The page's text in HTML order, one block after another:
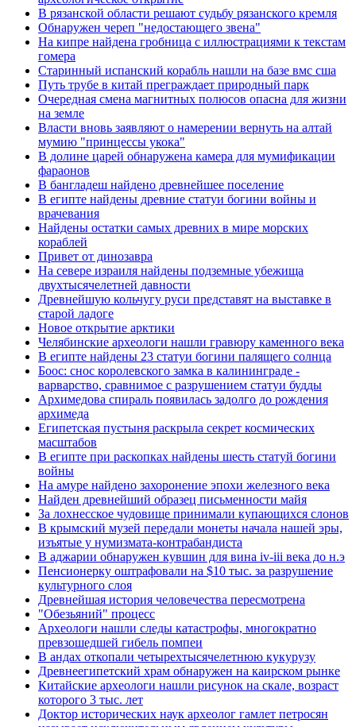
В рязанской области решают судьбу рязанского кремля
Обнаружен череп "недостающего звена"
На кипре найдена гробница с иллюстрациями к текстам
гомера
Старинный испанский корабль нашли на базе вмс сша
Путь трубе в китай преграждает природный парк
Очередная смена магнитных полюсов опасна для жизни
на земле
Власти вновь заявляют о намерении вернуть на алтай
мумию "принцессы укока"
В долине царей обнаружена камера для мумификации
фараонов
В бангладеш найдено древнейшее поселение
В египте найдены древние статуи богини войны и
врачевания
Найдены остатки самых древних в мире морских
кораблей
Привет от динозавра
На севере израиля найдены подземные убежища
двухтысячелетней давности
Древнейшую кольчугу руси представят на выставке в
старой ладоге
Новое открытие арктики
Челябинские археологи нашли гравюру каменного века
В египте найдены 23 статуи богини палящего солнца
Боос: снос королевского замка в калининграде -
варварство, сравнимое с разрушением статуи будды
Архимедова спираль появилась задолго до рождения
архимеда
Египетская пустыня раскрыла секрет космических
масштабов
В египте при раскопках найдены шесть статуй богини
войны
На амуре найдено захоронение эпохи железного века
Найден древнейший образец письменности майя
За лохнесское чудовище принимали купающихся слонов
В крымский музей передали монеты начала нашей эры,
изъятые у нумизмата-контрабандиста
В аджарии обнаружен кувшин для вина iv-iii века до н.э
Пенсионерку оштрафовали на $10 тыс. за разрушение
культурного слоя
Древнейшая история человечества пересмотрена
"Обезьяний" процесс
Археологи нашли следы катастрофы, многократно
превзошедшей гибель помпеи
В андах откопали четырехтысячелетнюю кукурузу
Древнеегипетский храм обнаружен на каирском рынке
Китайские археологи нашли рисунок на скале, возраст
которого 3 тыс. лет
Доктор исторических наук археолог гамлет петросян